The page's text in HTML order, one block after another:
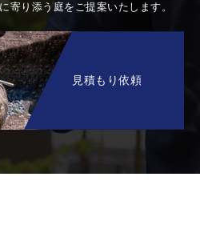
寄り添う庭をご提案いたします。
見積もり依頼